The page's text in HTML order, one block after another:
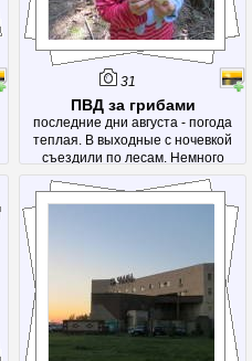
31
ПВД за грибами
последние дни августа - погода
теплая. В выходные с ночевкой
съездили по лесам. Немного
набрали рыжиков, груздей и других
вкусностей. А еще посетили родник